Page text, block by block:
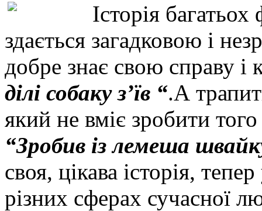
Історія
здається загадковою і
добре знає свою справу і
ділі собаку з’їв “.А
який не вміє зробити
“Зробив із лемеша
своя, цікава історія,
різних сферах сучасної